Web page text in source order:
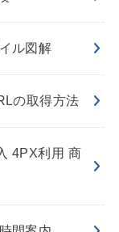
ル図解
の取得方法
4PX利用 商